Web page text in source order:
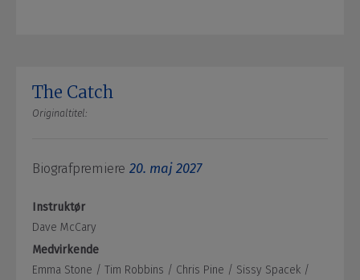
The Catch
Originaltitel:
Biografpremiere 20. maj 2027
Instruktør
Dave McCary
Medvirkende
Emma Stone / Tim Robbins / Chris Pine / Sissy Spacek /